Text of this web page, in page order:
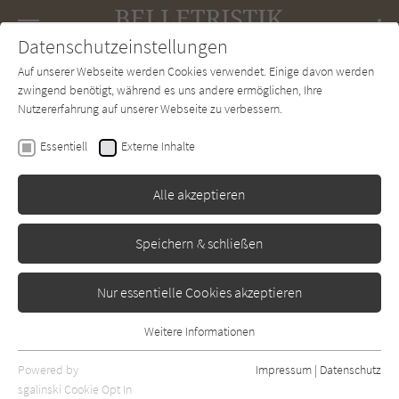
SUCHE Forum Charts Newsletter
Anja Jonuleit
Rabenfrauen
Erschienen: Januar 2016
0
Datenschutzeinstellungen
Auf unserer Webseite werden Cookies verwendet. Einige davon werden
zwingend benötigt, während es uns andere ermöglichen, Ihre
Nutzererfahrung auf unserer Webseite zu verbessern.
Essentiell Externe Inhalte
Alle akzeptieren
Speichern & schließen
Nur essentielle Cookies akzeptieren
Essentielle Cookies werden für grundlegende Funktionen der
Webseite benötigt. Dadurch ist gewährleistet, dass die Webseite
Weitere Informationen
Powered by
sgalinski Cookie Opt In
Impressum | Datenschutz